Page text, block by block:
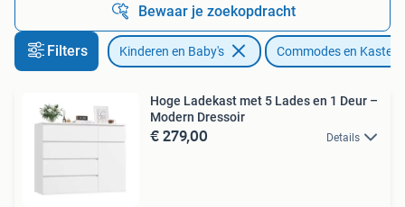
Bewaar je zoekopdracht
Filters Kinderen en Baby's Commodes en Kasten
Hoge Ladekast met 5 Lades en 1 Deur –
Modern Dressoir
€ 279,00 Details